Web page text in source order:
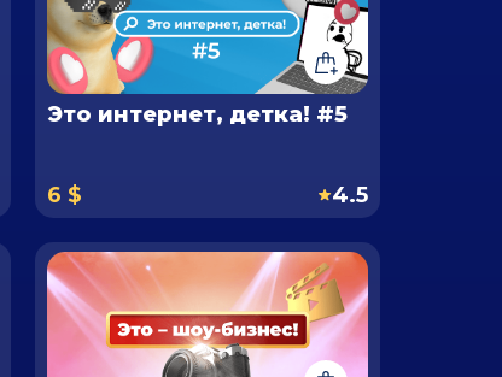
Это интернет, детка! #5
6 $ 4.5